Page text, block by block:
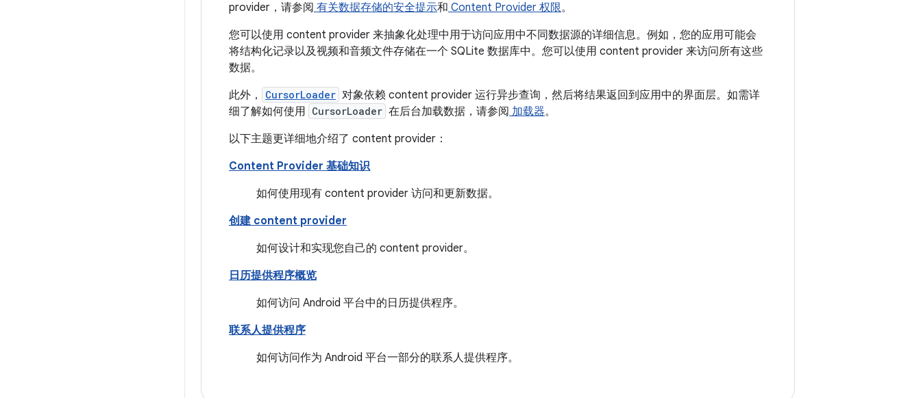
provider，请参阅 有关数据存储的安全提示和 Content Provider 权限。
您可以使用 content provider 来抽象化处理中用于访问应用中不同数据源的详细信息。例如，您的应用可能会
将结构化记录以及视频和音频文件存储在一个 SQLite 数据库中。您可以使用 content provider 来访问所有这些
数据。
此外，
CursorLoader 对象依赖 content provider 运行异步查询，然后将结果返回到应用中的界面层。如需详
细了解如何使用 CursorLoader 在后台加载数据，请参阅 加载器。
以下主题更详细地介绍了 content provider：
Content Provider 基础知识
如何使用现有 content provider 访问和更新数据。
创建 content provider
如何设计和实现您自己的 content provider。
日历提供程序概览
如何访问 Android 平台中的日历提供程序。
联系人提供程序
如何访问作为 Android 平台一部分的联系人提供程序。